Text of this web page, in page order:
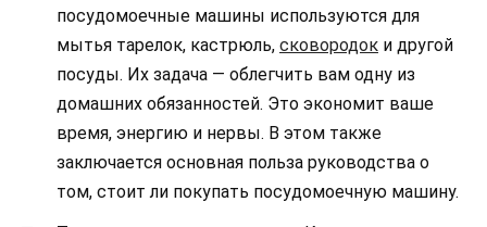
посудомоечные машины используются для
мытья тарелок, кастрюль, сковородок и другой
посуды. Их задача — облегчить вам одну из
домашних обязанностей. Это экономит ваше
время, энергию и нервы. В этом также
заключается основная польза руководства о
том, стоит ли покупать посудомоечную машину.